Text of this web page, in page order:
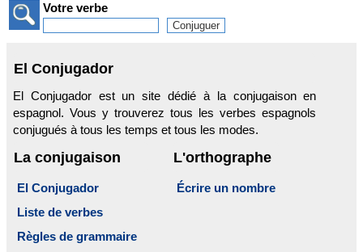
Votre verbe
El Conjugador
El Conjugador est un site dédié à la conjugaison en
espagnol. Vous y trouverez tous les verbes espagnols
conjugués à tous les temps et tous les modes.
La conjugaison
El Conjugador
Liste de verbes
Règles de grammaire
L'orthographe
Écrire un nombre